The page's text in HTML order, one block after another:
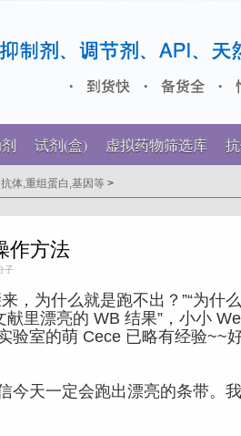
试剂(盒) 虚拟药物筛选库
抗体,重组蛋白,基因等 >
作方法
子
为什么就是跑不出？”“为什
献里漂亮的 WB 结果”，小小
验室的萌 Cece 已略有经验~~
天一定会跑出漂亮的条带。